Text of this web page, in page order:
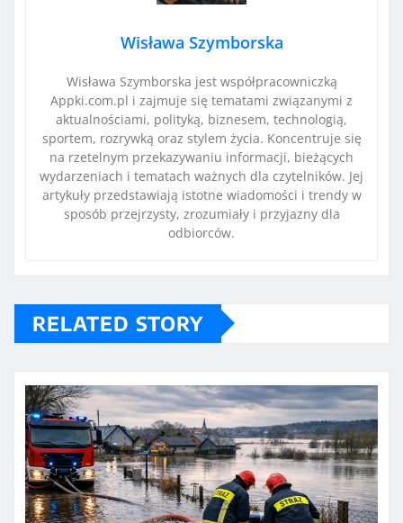
Wisława Szymborska
Wisława Szymborska jest współpracowniczką
Appki.com.pl i zajmuje się tematami związanymi z
aktualnościami, polityką, biznesem, technologią,
sportem, rozrywką oraz stylem życia. Koncentruje się
na rzetelnym przekazywaniu informacji, bieżących
wydarzeniach i tematach ważnych dla czytelników. Jej
artykuły przedstawiają istotne wiadomości i trendy w
sposób przejrzysty, zrozumiały i przyjazny dla
odbiorców.
RELATED STORY